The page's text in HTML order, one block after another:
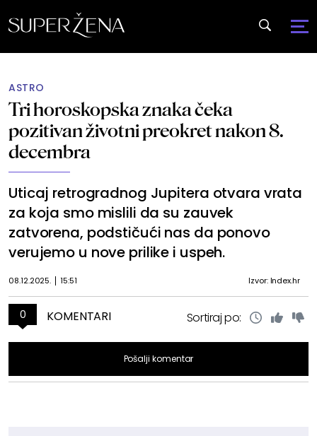
ASTRO
Tri horoskopska znaka čeka
pozitivan životni preokret nakon 8.
decembra
Uticaj retrogradnog Jupitera otvara vrata
za koja smo mislili da su zauvek
zatvorena, podstičući nas da ponovo
verujemo u nove prilike i uspeh.
08.12.2025. 15:51 Izvor: Index.hr
0 KOMENTARI Sortiraj po:
Pošalji komentar